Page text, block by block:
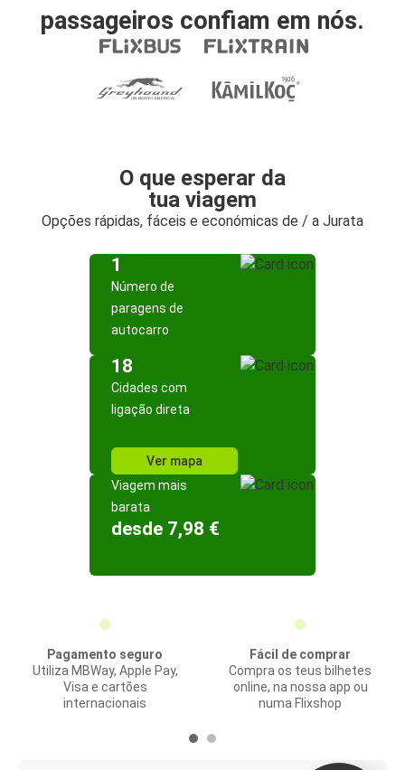
passageiros confiam em nós.
O que esperar da
tua viagem
Opções rápidas, fáceis e económicas de / a Jurata
1
Número de
paragens de
autocarro
18
Cidades com
ligação direta
Ver mapa
Viagem mais
barata
desde 7,98 €
Pagamento seguro
Utiliza MBWay, Apple Pay,
Visa e cartões
internacionais
Fácil de comprar
Compra os teus bilhetes
online, na nossa app ou
numa Flixshop